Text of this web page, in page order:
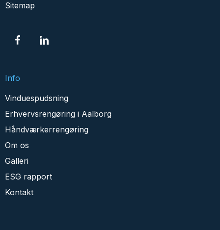
Sitemap
Info
Vinduespudsning
Erhvervsrengøring i Aalborg
Håndværkerrengøring
Om os
Galleri
ESG rapport
Kontakt